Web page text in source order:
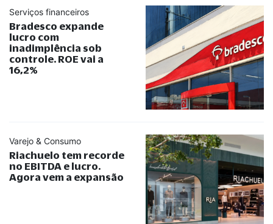
Serviços financeiros
Bradesco expande
lucro com
inadimplência sob
controle. ROE vai a
16,2%
Varejo & Consumo
Riachuelo tem recorde
no EBITDA e lucro.
Agora vem a expansão